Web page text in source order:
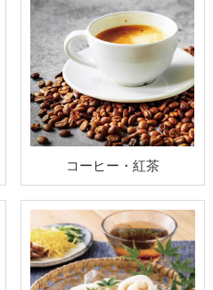
コーヒー・紅茶